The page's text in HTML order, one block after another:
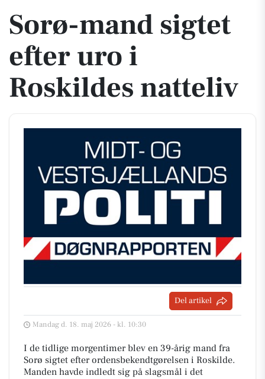
Sorø-mand sigtet
efter uro i
Roskildes natteliv
Del artikel
Mandag d. 18. maj 2026 - kl. 10:30
I de tidlige morgentimer blev en 39-årig mand fra
Sorø sigtet efter ordensbekendtgørelsen i Roskilde.
Manden havde indledt sig på slagsmål i det